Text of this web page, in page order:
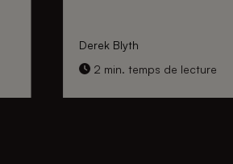
Derek Blyth
2 min. temps de lecture